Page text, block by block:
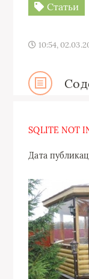
Статьи
10:54,
SQLITE NOT
Дата